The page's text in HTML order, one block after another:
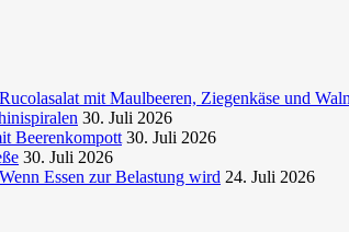
mit Maulbeeren, Ziegenkäse und
30. Juli 2026
Beerenkompott 30. Juli 2026
30. Juli 2026
Essen zur Belastung wird 24. Juli 2026